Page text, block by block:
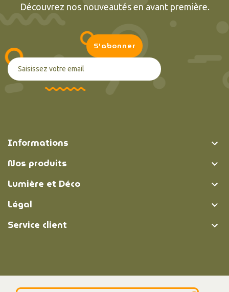
Découvrez nos nouveautés en avant première.
Informations 
Nos produits 
Lumière et Déco 
Légal 
Service client 
© Lumière et Déco | 2026